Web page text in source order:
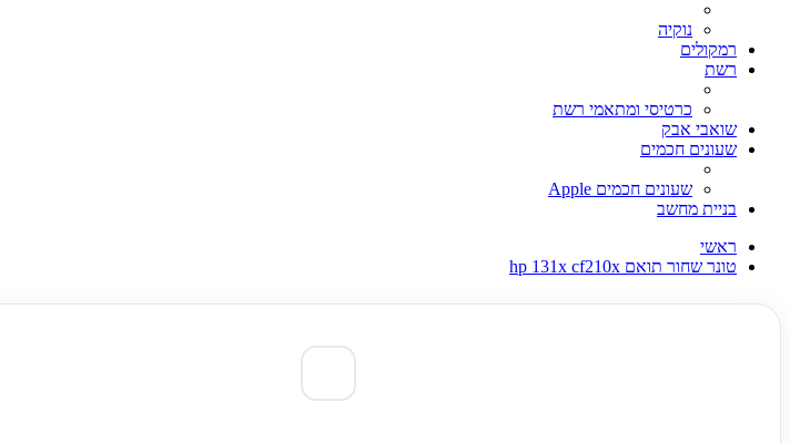
נוקיה
רמקולים
רשת
כרטיסי ומתאמי רשת
שואבי אבק
שעונים חכמים
שעונים חכמים Apple
בניית מחשב
ראשי
טונר שחור תואם hp 131x cf210x